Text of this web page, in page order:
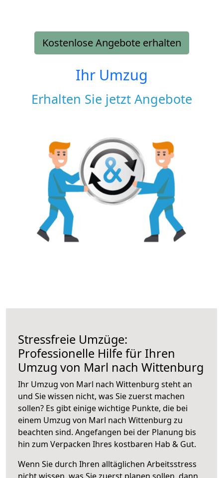
Kostenlose Angebote erhalten
Ihr Umzug
Erhalten Sie jetzt Angebote
Stressfreie Umzüge:
Professionelle Hilfe für Ihren
Umzug von Marl nach Wittenburg
Ihr Umzug von Marl nach Wittenburg steht an
und Sie wissen nicht, was Sie zuerst machen
sollen? Es gibt einige wichtige Punkte, die bei
einem Umzug von Marl nach Wittenburg zu
beachten sind. Angefangen bei der Planung bis
hin zum Verpacken Ihres kostbaren Hab & Gut.
Wenn Sie durch Ihren alltäglichen Arbeitsstress